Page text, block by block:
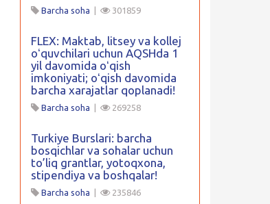
Barcha soha 301859
FLEX: Maktab, litsey va kollej
oʻquvchilari uchun AQSHda 1
yil davomida oʻqish
imkoniyati; oʻqish davomida
barcha xarajatlar qoplanadi!
Barcha soha 269258
Turkiye Burslari: barcha
bosqichlar va sohalar uchun
to’liq grantlar, yotoqxona,
stipendiya va boshqalar!
Barcha soha 235846